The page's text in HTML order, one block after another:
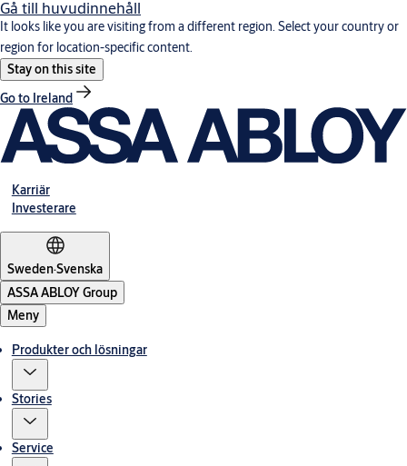
Gå till huvudinnehåll
It looks like you are visiting from a different region. Select your country or
region for location-specific content.
Stay on this site
Go to Ireland
Karriär
Investerare
Sweden·Svenska
ASSA ABLOY Group
Meny
Produkter och lösningar
Stories
Service